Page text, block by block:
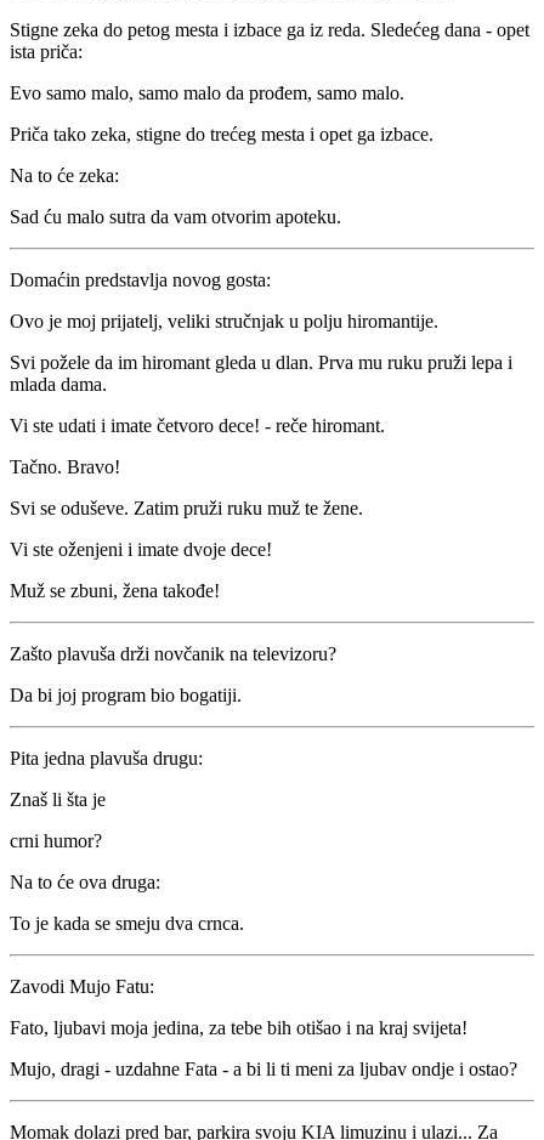
Stigne zeka do petog mesta i izbace ga iz reda. Sledećeg dana - opet
ista priča:
Evo samo malo, samo malo da prođem, samo malo.
Priča tako zeka, stigne do trećeg mesta i opet ga izbace.
Na to će zeka:
Sad ću malo sutra da vam otvorim apoteku.
Domaćin predstavlja novog gosta:
Ovo je moj prijatelj, veliki stručnjak u polju hiromantije.
Svi požele da im hiromant gleda u dlan. Prva mu ruku pruži lepa i
mlada dama.
Vi ste udati i imate četvoro dece! - reče hiromant.
Tačno. Bravo!
Svi se oduševe. Zatim pruži ruku muž te žene.
Vi ste oženjeni i imate dvoje dece!
Muž se zbuni, žena takođe!
Zašto plavuša drži novčanik na televizoru?
Da bi joj program bio bogatiji.
Pita jedna plavuša drugu:
Znaš li šta je
crni humor?
Na to će ova druga:
To je kada se smeju dva crnca.
Zavodi Mujo Fatu:
Fato, ljubavi moja jedina, za tebe bih otišao i na kraj svijeta!
Mujo, dragi - uzdahne Fata - a bi li ti meni za ljubav ondje i ostao?
Momak dolazi pred bar, parkira svoju KIA limuzinu i ulazi... Za